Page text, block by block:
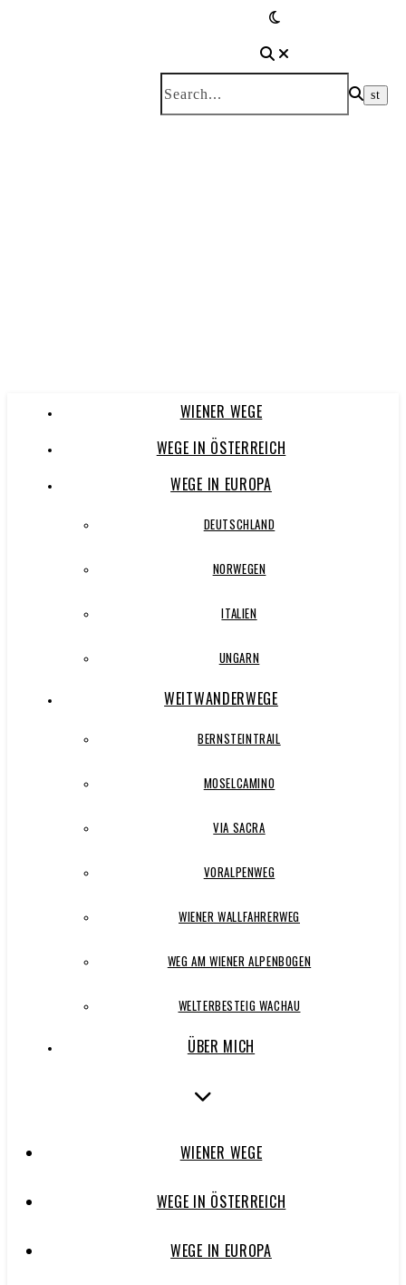
WIENER WEGE
WEGE IN ÖSTERREICH
WEGE IN EUROPA
DEUTSCHLAND
NORWEGEN
ITALIEN
UNGARN
WEITWANDERWEGE
BERNSTEINTRAIL
MOSELCAMINO
VIA SACRA
VORALPENWEG
WIENER WALLFAHRERWEG
WEG AM WIENER ALPENBOGEN
WELTERBESTEIG WACHAU
ÜBER MICH
WIENER WEGE
WEGE IN ÖSTERREICH
WEGE IN EUROPA